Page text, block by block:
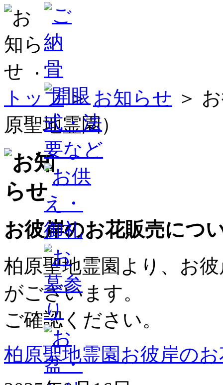
トップ＞お知らせ ＞
原聖地霊園）
お彼岸のお花販売につ
柏原聖地霊園より、お
がございます。
ご確認ください。
柏原聖地霊園お彼岸の